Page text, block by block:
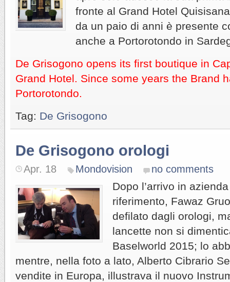
fronte al Grand Hotel
da un paio di anni è presente
anche a Portorotondo in
De Grisogono opens its first boutique in
Grand Hotel. Since some years the Brand
Portorotondo.
Tag: De Grisogono
De Grisogono orologi
Apr. 18 Mondovision no comments
Dopo l’arrivo in
riferimento, Fawaz
defilato dagli orologi,
lancette non si
Baselworld 2015; lo
mentre, nella foto a lato, Alberto Cibrario
vendite in Europa, illustrava il nuovo